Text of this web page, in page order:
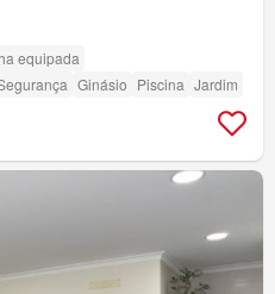
equipada
Ginásio Piscina Jardim